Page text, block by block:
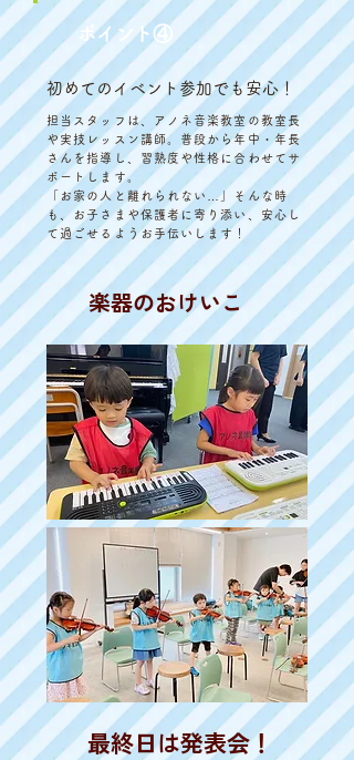
初めてのイベント参加でも安心！
担当スタッフは、アノネ音楽教室の教室長
や実技レッスン講師。普段から年中・年長
さんを指導し、習熟度や性格に合わせてサ
ポートします。
「お家の人と離れられない…」そんな時
も、お子さまや保護者に寄り添い、安心し
て過ごせるようお手伝いします！
ポイント④
​楽器のおけいこ
​最終日は発表会！